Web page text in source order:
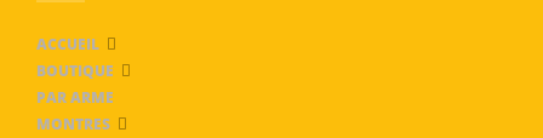
ACCUEIL
BOUTIQUE
PAR ARME
MONTRES